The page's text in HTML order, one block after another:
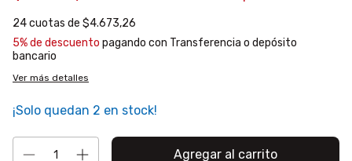
24cuotas de $4.673,26
5% de descuento pagando con Transferencia o depósito
bancario
Ver más detalles
¡Solo quedan 2 en stock!